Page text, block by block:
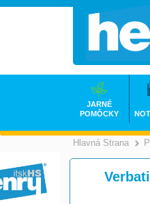
Hlavná Strana
JARNÉ
POMÔCKY